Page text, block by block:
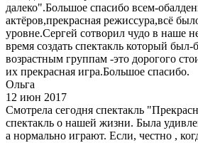
далеко".Большое спасибо всем-
актёров,прекрасная режиссура,всё
уровне.Сергей сотворил чудо в наше
время создать спектакль который
возрастным группам -это дорогого
их прекрасная игра.Большое спасибо.
Ольга
12 июн 2017
Смотрела сегодня спектакль
спектакль о нашей жизни. Была
а нормально играют. Если, честно ,